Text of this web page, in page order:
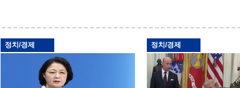
정치/경제 정치/경제